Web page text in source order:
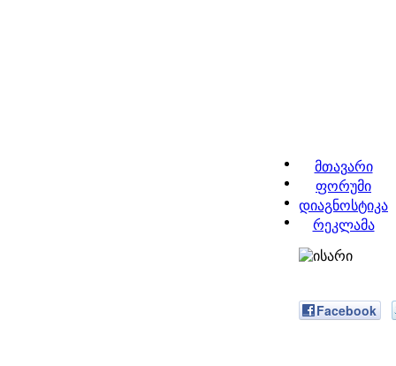
მთავარი
ფორუმი
დიაგნოსტიკა
რეკლამა
Facebook